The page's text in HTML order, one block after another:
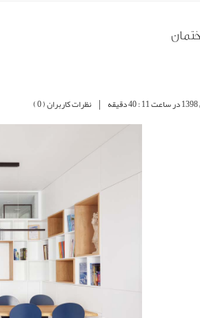
| نظرات کاربران ( 0 )